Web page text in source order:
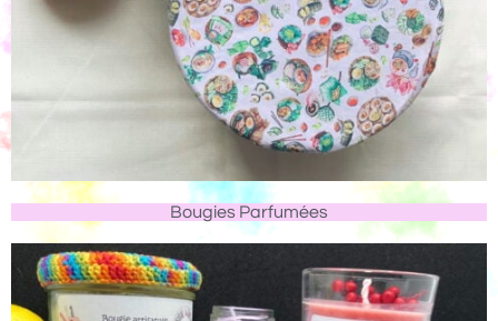
Bougies Parfumées